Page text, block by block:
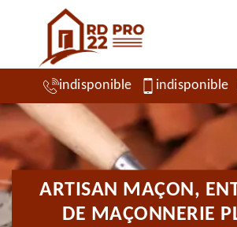
indisponible indisponible
ARTISAN MAÇON,
DE MAÇONNERIE